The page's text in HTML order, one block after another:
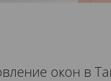
окон в